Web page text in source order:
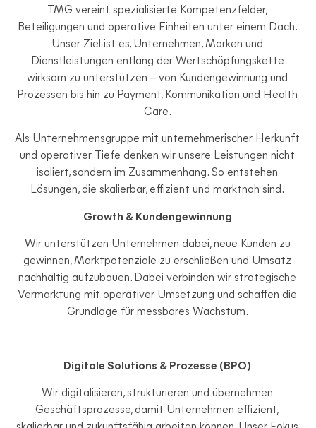
TMG vereint spezialisierte Kompetenzfelder,
Beteiligungen und operative Einheiten unter einem Dach.
Unser Ziel ist es, Unternehmen, Marken und
Dienstleistungen entlang der Wertschöpfungskette
wirksam zu unterstützen – von Kundengewinnung und
Prozessen bis hin zu Payment, Kommunikation und Health
Care.
Als Unternehmensgruppe mit unternehmerischer Herkunft
und operativer Tiefe denken wir unsere Leistungen nicht
isoliert, sondern im Zusammenhang. So entstehen
Lösungen, die skalierbar, effizient und marktnah sind.
Growth & Kundengewinnung
Wir unterstützen Unternehmen dabei, neue Kunden zu
gewinnen, Marktpotenziale zu erschließen und Umsatz
nachhaltig aufzubauen. Dabei verbinden wir strategische
Vermarktung mit operativer Umsetzung und schaffen die
Grundlage für messbares Wachstum.
Digitale Solutions & Prozesse (BPO)
Wir digitalisieren, strukturieren und übernehmen
Geschäftsprozesse, damit Unternehmen effizient,